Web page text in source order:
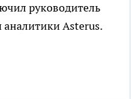
руководитель
аналитики Asterus.